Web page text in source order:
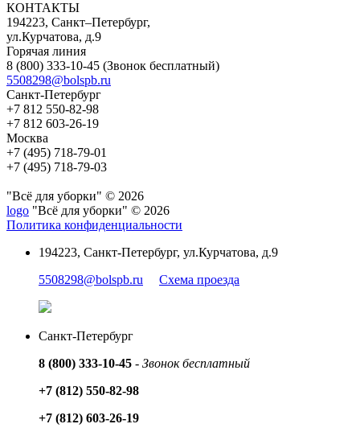
КОНТАКТЫ
194223, Санкт–Петербург,
ул.Курчатова, д.9
Горячая линия
8 (800) 333-10-45 (Звонок бесплатный)
5508298@bolspb.ru
Санкт-Петербург
+7 812 550-82-98
+7 812 603-26-19
Москва
+7 (495) 718-79-01
+7 (495) 718-79-03
"Всё для уборки" © 2026
logo "Всё для уборки" © 2026
Политика конфиденциальности
194223, Санкт-Петербург, ул.Курчатова, д.9
5508298@bolspb.ru
Схема проезда
Санкт-Петербург
8 (800) 333-10-45 - Звонок бесплатный
+7 (812) 550-82-98
+7 (812) 603-26-19